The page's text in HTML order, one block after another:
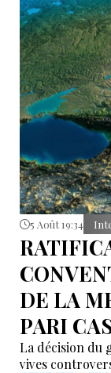
5 Août 19:34
DE LA
PARI
La décision du
vives